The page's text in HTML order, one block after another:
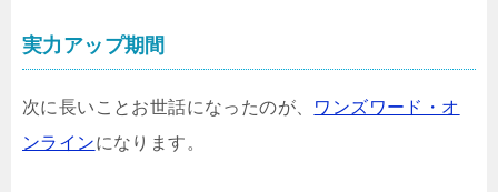
実力アップ期間
次に長いことお世話になったのが、 ワンズワード・オ
ンラインになります。